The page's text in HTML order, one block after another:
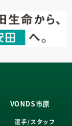
VONDS市原
選手/スタッフ